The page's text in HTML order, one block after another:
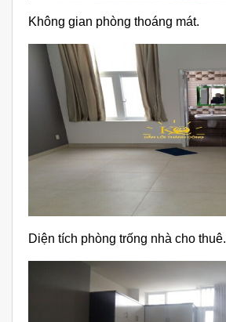
Không gian phòng thoáng mát.
Diện tích phòng trống nhà cho thuê.